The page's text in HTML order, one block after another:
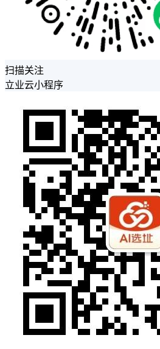
扫描关注
立业云小程序